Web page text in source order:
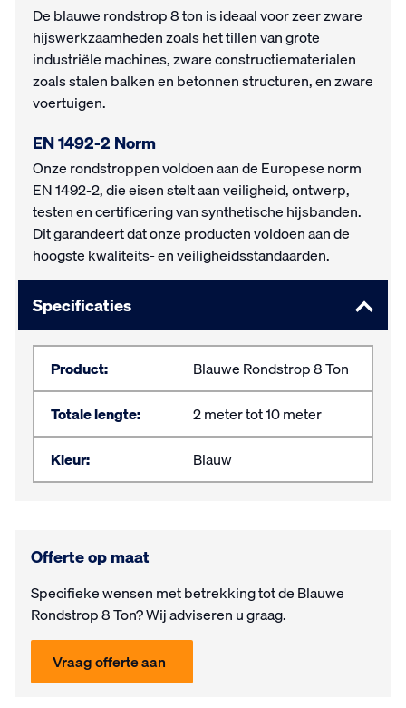
De blauwe rondstrop 8 ton is ideaal voor zeer zware
hijswerkzaamheden zoals het tillen van grote
industriële machines, zware constructiematerialen
zoals stalen balken en betonnen structuren, en zware
voertuigen.
EN 1492-2 Norm
Onze rondstroppen voldoen aan de Europese norm
EN 1492-2, die eisen stelt aan veiligheid, ontwerp,
testen en certificering van synthetische hijsbanden.
Dit garandeert dat onze producten voldoen aan de
hoogste kwaliteits- en veiligheidsstandaarden.
Specificaties
Product:
Blauwe Rondstrop 8 Ton
Totale lengte:
2 meter tot 10 meter
Kleur:
Blauw
Offerte op maat
Specifieke wensen met be­trek­king tot de Blauwe
Rondstrop 8 Ton? Wij ad­vi­seren u graag.
Vraag offerte aan